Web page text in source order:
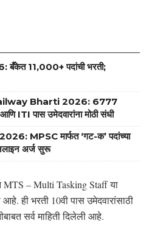
11,000+ पदांची भरती;
Bharti 2026: 6777
ITI पास उमेदवारांना मोठी संधी
MPSC मार्फत ‘गट-क’ पदांच्या
अर्ज सुरू
MTS – Multi Tasking Staff या
ही भरती 10वी पास उमेदवारांसाठी
सर्व माहिती दिलेली आहे.